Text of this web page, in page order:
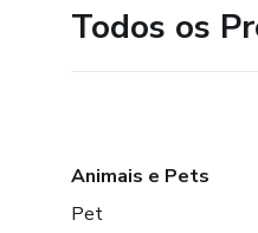
Todos os
Animais e Pets
Pet